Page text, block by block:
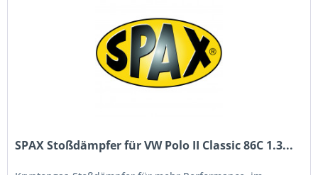
SPAX Stoßdämpfer für VW Polo II Classic 86C 1.3...